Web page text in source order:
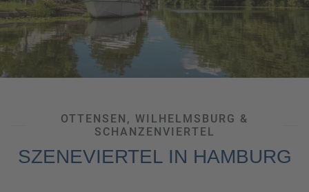
Original macht.
Gemütlich wird es im Viktoriapark in
Berlin
Kreuzberg
in der Nähe des originellen Bergmannkiez,
zwanglos alternativ in den Bars nahe dem Görlitzer
Szeneviertel Berlin Schöneberg
vielen Cafés und Geschäften sowie originellen Galerien
OTTENSEN, WILHELMSBURG &
SCHANZENVIERTEL
SZENEVIERTEL IN HAMBURG